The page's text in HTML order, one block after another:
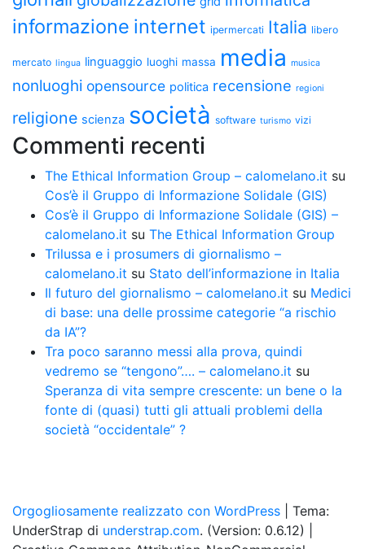
informazione internet ipermercati Italia libero
mercato lingua linguaggio luoghi massa media musica
nonluoghi opensource politica recensione regioni
religione scienza società software turismo vizi
Commenti recenti
The Ethical Information Group – calomelano.it su
Cos’è il Gruppo di Informazione Solidale (GIS)
Cos’è il Gruppo di Informazione Solidale (GIS) –
calomelano.it su The Ethical Information Group
Trilussa e i prosumers di giornalismo –
calomelano.it su Stato dell’informazione in Italia
Il futuro del giornalismo – calomelano.it su Medici
di base: una delle prossime categorie “a rischio
da IA”?
Tra poco saranno messi alla prova, quindi
vedremo se “tengono”…. – calomelano.it su
Speranza di vita sempre crescente: un bene o la
fonte di (quasi) tutti gli attuali problemi della
società “occidentale” ?
Orgogliosamente realizzato con WordPress
Tema:
UnderStrap di understrap.com. (Version: 0.6.12)